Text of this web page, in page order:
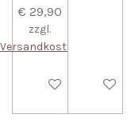
€ 29,90
zzgl.
Versandkosten
In den Warenkorb
In den